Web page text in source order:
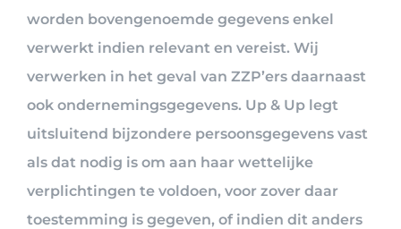
worden bovengenoemde gegevens enkel
verwerkt indien relevant en vereist. Wij
verwerken in het geval van ZZP’ers daarnaast
ook ondernemingsgegevens. Up & Up legt
uitsluitend bijzondere persoonsgegevens vast
als dat nodig is om aan haar wettelijke
verplichtingen te voldoen, voor zover daar
toestemming is gegeven, of indien dit anders